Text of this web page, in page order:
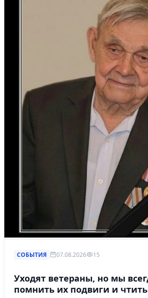
СОБЫТИЯ 07.08.2026 15
Уходят ветераны, но мы
помнить их подвиги и